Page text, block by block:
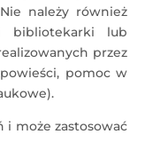
należy również
bibliotekarki lub
przez
pomoc w
może zastosować